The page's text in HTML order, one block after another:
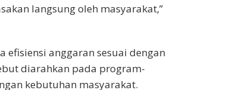
langsung oleh masyarakat,”
efisiensi anggaran sesuai dengan
diarahkan pada program-
kebutuhan masyarakat.